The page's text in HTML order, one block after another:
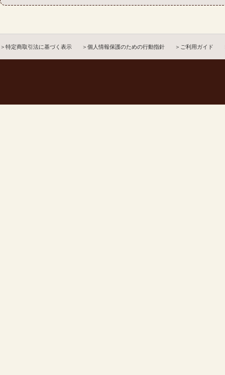
＞特定商取引法に基づく表示 ＞個人情報保護のための行動指針 ＞ご利用ガイド